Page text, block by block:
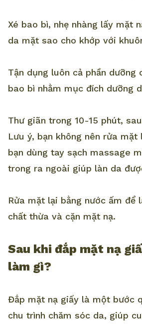
Xé bao bì, nhẹ nhàng lấy mặt
da mặt sao cho khớp với
Tận dụng luôn cả phần dưỡng
bao bì nhằm mục đích dưỡng
Thư giãn trong 10-15 phút,
Lưu ý, bạn không nên rửa mặt
bạn dùng tay sạch massage
trong ra ngoài giúp làn da
Rửa mặt lại bằng nước ấm để
chất thừa và cặn mặt nạ.
Sau khi đắp mặt nạ
làm gì?
Đắp mặt nạ giấy là một bước
chu trình chăm sóc da, giúp